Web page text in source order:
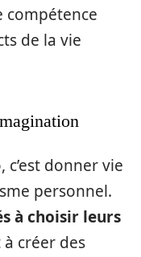
compétence
de la vie
donner vie
personnel.
à choisir leurs
créer des